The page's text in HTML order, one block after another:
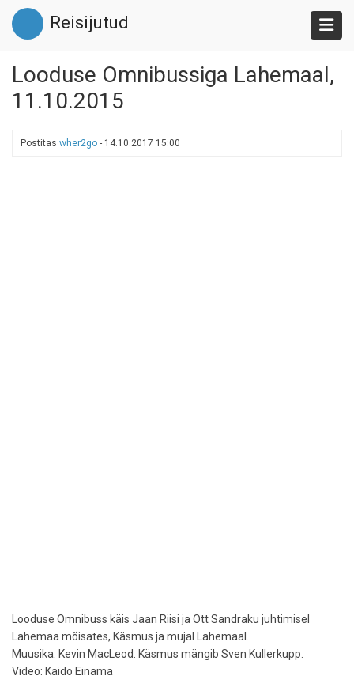
Liigu
edasi
põhisisu
Reisijutud
Looduse Omnibussiga Lahemaal,
11.10.2015
Postitas wher2go - 14.10.2017 15:00
Looduse Omnibuss käis Jaan Riisi ja Ott Sandraku juhtimisel
Lahemaa mõisates, Käsmus ja mujal Lahemaal.
Muusika: Kevin MacLeod. Käsmus mängib Sven Kullerkupp.
Video: Kaido Einama